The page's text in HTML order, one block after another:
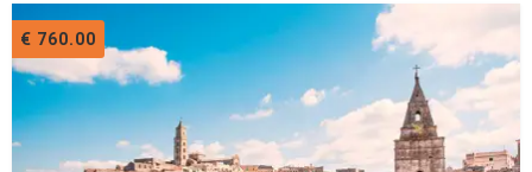
€ 760.00